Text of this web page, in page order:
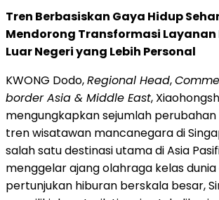
Tren Berbasiskan Gaya Hidup
Mendorong Transformasi
Luar Negeri yang Lebih Personal
KWONG Dodo,Regional Head,
border Asia & Middle East,
mengungkapkan sejumlah
tren wisatawan mancanegara di
salah satu destinasi utama di Asia
menggelar ajang olahraga kelas
pertunjukan hiburan berskala besar,